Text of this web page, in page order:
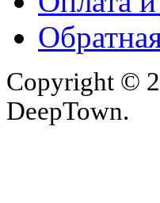
Copyright ©
DeepTown.